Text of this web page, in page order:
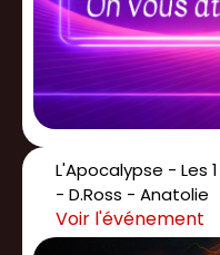
L'Apocalypse - Les
- D.Ross - Anatolie